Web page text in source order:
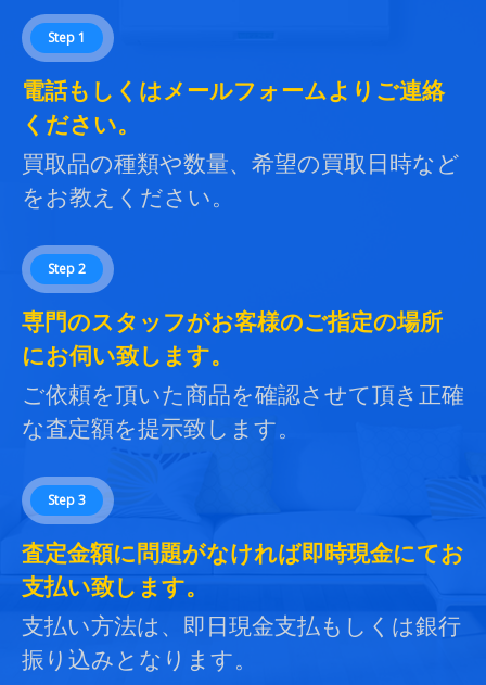
Step 1
電話もしくはメールフォームよりご連絡
ください。
買取品の種類や数量、希望の買取日時など
をお教えください。
Step 2
専門のスタッフがお客様のご指定の場所
にお伺い致します。
ご依頼を頂いた商品を確認させて頂き正確
な査定額を提示致します。
Step 3
査定金額に問題がなければ即時現金にてお
支払い致します。
支払い方法は、即日現金支払もしくは銀行
振り込みとなります。